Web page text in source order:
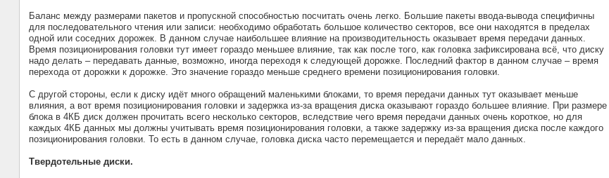
Баланс между размерами пакетов и пропускной способностью посчитать очень легко. Большие пакеты ввода-вывода специфичны
для последовательного чтения или записи: необходимо обработать большое количество секторов, все они находятся в пределах
одной или соседних дорожек. В данном случае наибольшее влияние на производительность оказывает время передачи данных.
Время позиционирования головки тут имеет гораздо меньшее влияние, так как после того, как головка зафиксирована всё, что диску
надо делать – передавать данные, возможно, иногда переходя к следующей дорожке. Последний фактор в данном случае – время
перехода от дорожки к дорожке. Это значение гораздо меньше среднего времени позиционирования головки.
С другой стороны, если к диску идёт много обращений маленькими блоками, то время передачи данных тут оказывает меньше
влияния, а вот время позиционирования головки и задержка из-за вращения диска оказывают гораздо большее влияние. При размере
блока в 4КБ диск должен прочитать всего несколько секторов, вследствие чего время передачи данных очень короткое, но для
каждых 4КБ данных мы должны учитывать время позиционирования головки, а также задержку из-за вращения диска после каждого
позиционирования головки. То есть в данном случае, головка диска часто перемещается и передаёт мало данных.
Твердотельные диски.